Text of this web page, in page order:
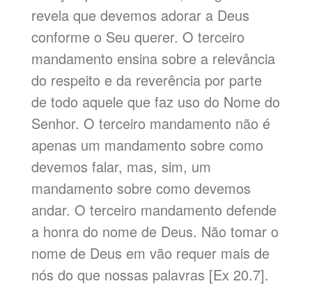
revela que devemos adorar a Deus
conforme o Seu querer. O terceiro
mandamento ensina sobre a relevância
do respeito e da reverência por parte
de todo aquele que faz uso do Nome do
Senhor. O terceiro mandamento não é
apenas um mandamento sobre como
devemos falar, mas, sim, um
mandamento sobre como devemos
andar. O terceiro mandamento defende
a honra do nome de Deus. Não tomar o
nome de Deus em vão requer mais de
nós do que nossas palavras [Ex 20.7].